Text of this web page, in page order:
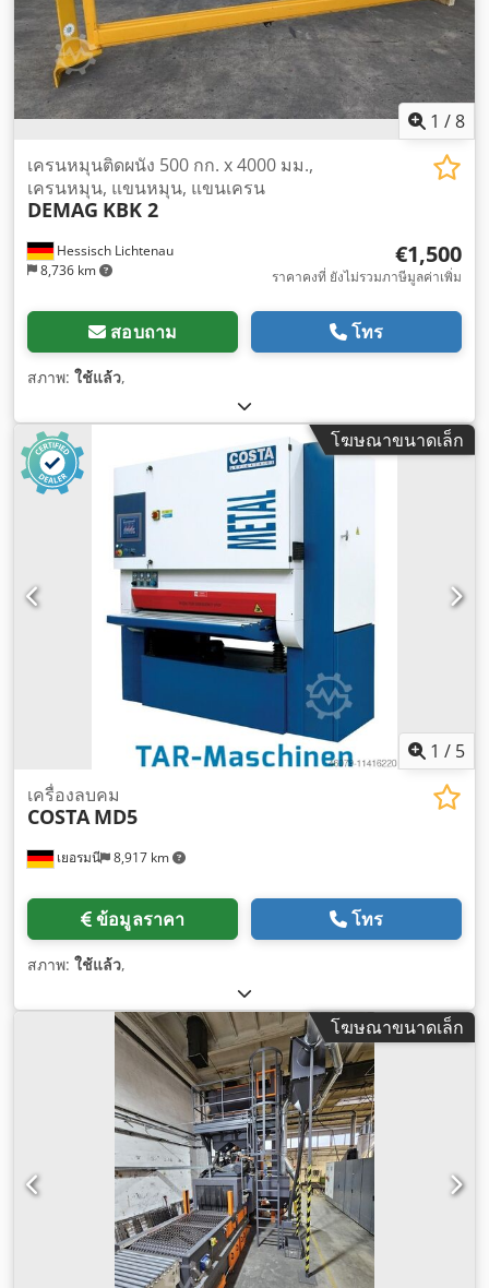
1 /8
Hessisch Lichtenau
8,736 km
เครนหมุนติดผนัง 500 กก. x 4000 มม.,
เครนหมุน, แขนหมุน, แขนเครน
DEMAG KBK 2
€1,500
ราคาคงที่ ยังไม่รวมภาษีมูลค่าเพิ่ม
สอบถาม โทร
สภาพ: ใช้แล้ว,
โฆษณาขนาดเล็ก
1 / 5
เยอรมนี 8,917 km
เครื่องลบคม
COSTA MD5
ข้อมูลราคา โทร
สภาพ: ใช้แล้ว,
โฆษณาขนาดเล็ก